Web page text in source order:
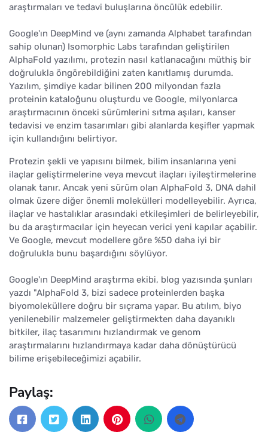
araştırmaları ve tedavi buluşlarına öncülük edebilir.
Google'ın DeepMind ve (aynı zamanda Alphabet tarafından
sahip olunan) Isomorphic Labs tarafından geliştirilen
AlphaFold yazılımı, protezin nasıl katlanacağını müthiş bir
doğrulukla öngörebildiğini zaten kanıtlamış durumda.
Yazılım, şimdiye kadar bilinen 200 milyondan fazla
proteinin kataloğunu oluşturdu ve Google, milyonlarca
araştırmacının önceki sürümlerini sıtma aşıları, kanser
tedavisi ve enzim tasarımları gibi alanlarda keşifler yapmak
için kullandığını belirtiyor.
Protezin şekli ve yapısını bilmek, bilim insanlarına yeni
ilaçlar geliştirmelerine veya mevcut ilaçları iyileştirmelerine
olanak tanır. Ancak yeni sürüm olan AlphaFold 3, DNA dahil
olmak üzere diğer önemli molekülleri modelleyebilir. Ayrıca,
ilaçlar ve hastalıklar arasındaki etkileşimleri de belirleyebilir,
bu da araştırmacılar için heyecan verici yeni kapılar açabilir.
Ve Google, mevcut modellere göre %50 daha iyi bir
doğrulukla bunu başardığını söylüyor.
Google'ın DeepMind araştırma ekibi, blog yazısında şunları
yazdı "AlphaFold 3, bizi sadece proteinlerden başka
biyomoleküllere doğru bir sıçrama yapar. Bu atılım, biyo
yenilenebilir malzemeler geliştirmekten daha dayanıklı
bitkiler, ilaç tasarımını hızlandırmak ve genom
araştırmalarını hızlandırmaya kadar daha dönüştürücü
bilime erişebileceğimizi açabilir.
Paylaş: